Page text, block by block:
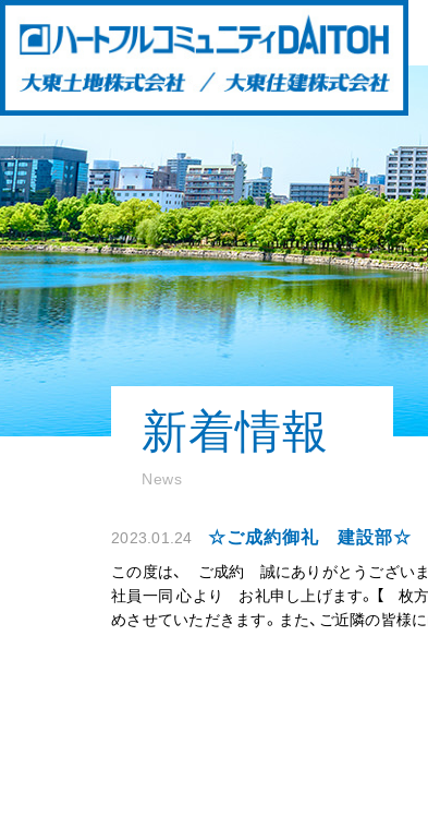
新着情報
News
2023.01.24 ☆ご成約御礼 建設部☆
この度は、 ご成約 誠にありがとうございま
社員一同 心より お礼申し上げます。【
めさせていただきます。また、ご近隣の皆様